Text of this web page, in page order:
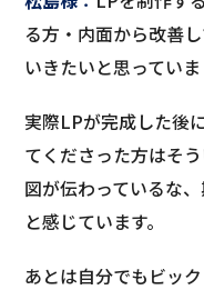
る方・内面から改善
いきたいと思っていま
実際LPが完成した後
てくださった方はそ
図が伝わっているな
と感じています。
あとは自分でもビッ